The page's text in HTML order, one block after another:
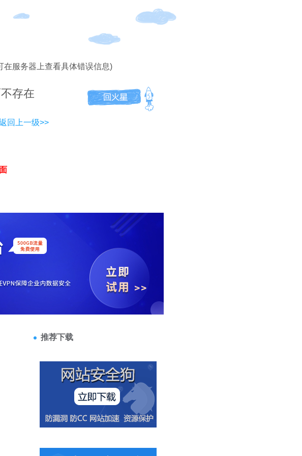
在服务器上查看具体错误信息)
存在
回上一级>>